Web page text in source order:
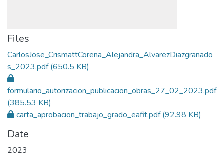
Files
CarlosJose_CrismattCorena_Alejandra_AlvarezDiazgranado
s_2023.pdf(650.5 KB)
formulario_autorizacion_publicacion_obras_27_02_2023.pdf
(385.53 KB)
carta_aprobacion_trabajo_grado_eafit.pdf(92.98 KB)
Date
2023